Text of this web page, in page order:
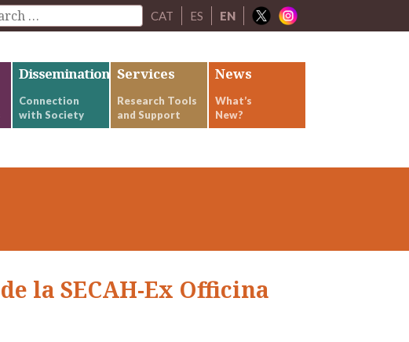
CAT ES EN
Dissemination
Connection
with Society
Services
Research Tools
and Support
News
What’s
New?
la SECAH-Ex Officina